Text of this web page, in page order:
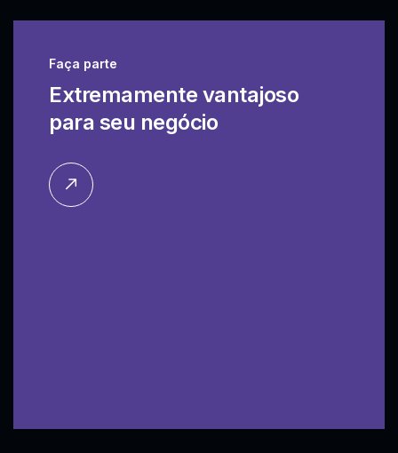
Faça parte
Extremamente vantajoso
para seu negócio